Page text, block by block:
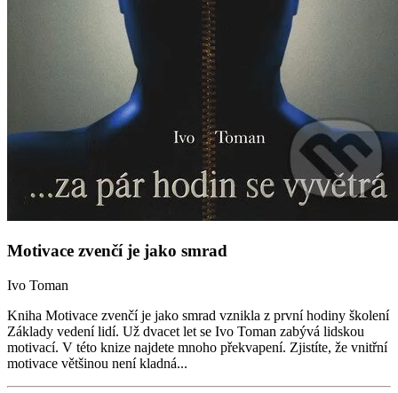
Motivace zvenčí je jako smrad
Ivo Toman
Kniha Motivace zvenčí je jako smrad vznikla z první hodiny školení
Základy vedení lidí. Už dvacet let se Ivo Toman zabývá lidskou
motivací. V této knize najdete mnoho překvapení. Zjistíte, že vnitřní
motivace většinou není kladná...